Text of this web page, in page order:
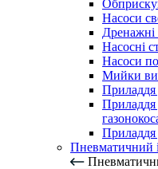
Насоси
Дренажні
Насосні
Насоси
Мийки
Приладдя
Приладдя
Приладдя
Пневматичний